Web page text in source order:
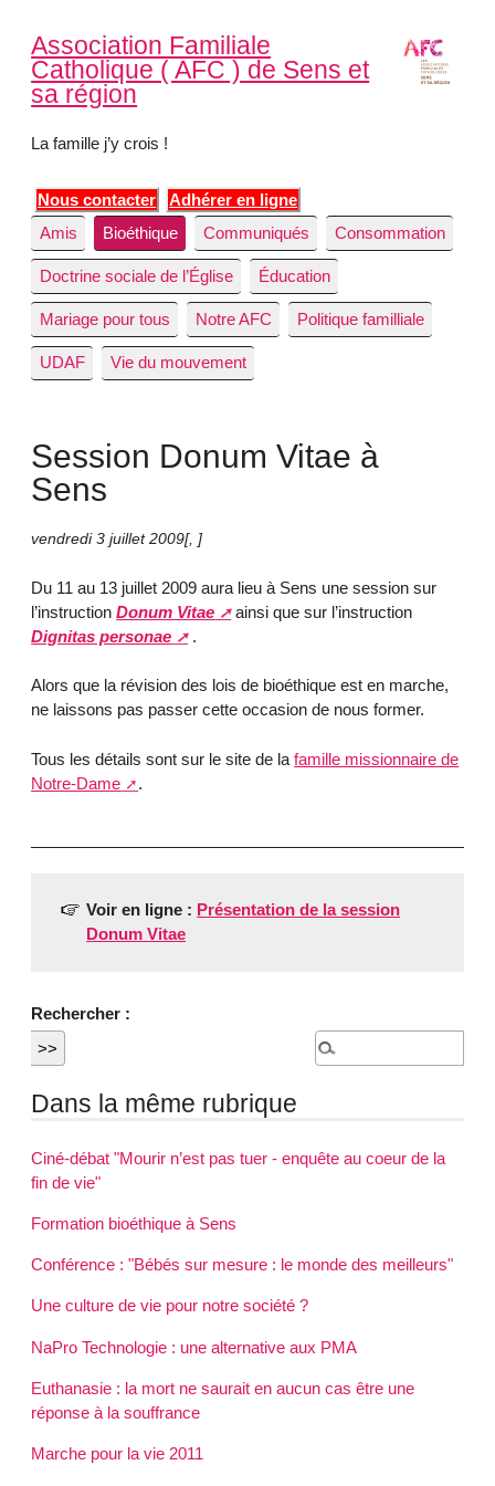
Association Familiale
Catholique ( AFC ) de Sens et
sa région
La famille j’y crois !
Nous contacter
Adhérer en ligne
Amis
Bioéthique Communiqués Consommation
Doctrine sociale de l’Église Éducation
Mariage pour tous Notre AFC Politique familliale
UDAF Vie du mouvement
Session Donum Vitae à
Sens
vendredi 3 juillet 2009[, ]
Du 11 au 13 juillet 2009 aura lieu à Sens une session sur
l’instructionDonum Vitae
ainsi que sur l’instruction
Dignitas personae
.
Alors que la révision des lois de bioéthique est en marche,
ne laissons pas passer cette occasion de nous former.
Tous les détails sont sur le site de lafamille missionnaire de
Notre-Dame
.
Voir en ligne : Présentation de la session
Donum Vitae
Rechercher :
Dans la même rubrique
Ciné-débat "Mourir n’est pas tuer - enquête au coeur de la
fin de vie"
Formation bioéthique à Sens
Conférence : "Bébés sur mesure : le monde des meilleurs"
Une culture de vie pour notre société ?
NaPro Technologie : une alternative aux PMA
Euthanasie : la mort ne saurait en aucun cas être une
réponse à la souffrance
Marche pour la vie 2011